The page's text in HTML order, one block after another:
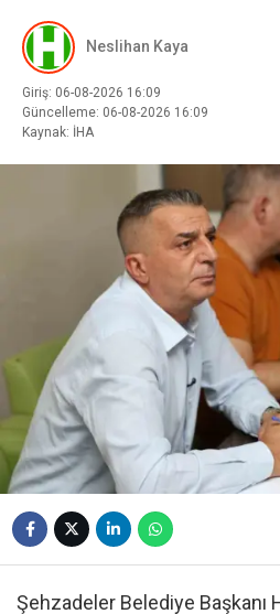
Neslihan Kaya
Giriş: 06-08-2026 16:09
Güncelleme: 06-08-2026 16:09
Kaynak: İHA
Şehzadeler Belediye Başkanı